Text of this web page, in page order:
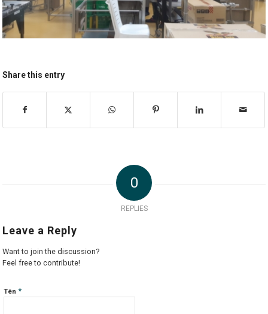
Share this entry
0
REPLIES
Leave a Reply
Want to join the discussion?
Feel free to contribute!
Tên*